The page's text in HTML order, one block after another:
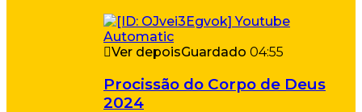
Ver depoisGuardado 04:55
Procissão do Corpo de Deus
2024